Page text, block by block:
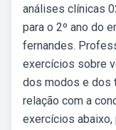
análises clínicas
para o 2º ano do
fernandes.
exercícios sobre
dos modos e dos
relação com a
exercícios abaixo,